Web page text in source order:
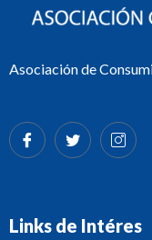
Asociación de
Links de Intéres